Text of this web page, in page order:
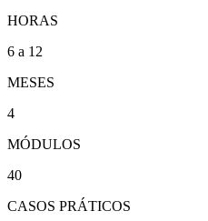
HORAS
6 a 12
MESES
4
MÓDULOS
40
CASOS PRÁTICOS